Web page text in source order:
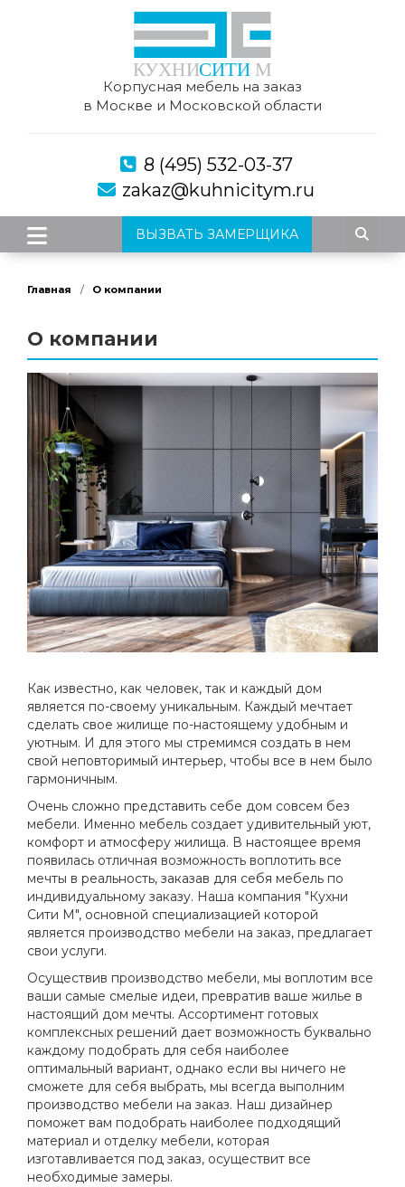
Корпусная мебель на заказ
в Москве и Московской области
8 (495) 532-03-37
zakaz@kuhnicitym.ru
ВЫЗВАТЬ ЗАМЕРЩИКА
Главная О компании
О компании
Как известно, как человек, так и каждый дом
является по-своему уникальным. Каждый мечтает
сделать свое жилище по-настоящему удобным и
уютным. И для этого мы стремимся создать в нем
свой неповторимый интерьер, чтобы все в нем было
гармоничным.
Очень сложно представить себе дом совсем без
мебели. Именно мебель создает удивительный уют,
комфорт и атмосферу жилища. В настоящее время
появилась отличная возможность воплотить все
мечты в реальность, заказав для себя мебель по
индивидуальному заказу. Наша компания "Кухни
Сити М", основной специализацией которой
является производство мебели на заказ, предлагает
свои услуги.
Осуществив производство мебели, мы воплотим все
ваши самые смелые идеи, превратив ваше жилье в
настоящий дом мечты. Ассортимент готовых
комплексных решений дает возможность буквально
каждому подобрать для себя наиболее
оптимальный вариант, однако если вы ничего не
сможете для себя выбрать, мы всегда выполним
производство мебели на заказ. Наш дизайнер
поможет вам подобрать наиболее подходящий
материал и отделку мебели, которая
изготавливается под заказ, осуществит все
необходимые замеры.